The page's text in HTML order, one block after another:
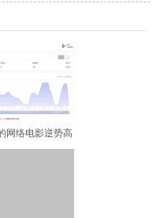
网络电影逆势高